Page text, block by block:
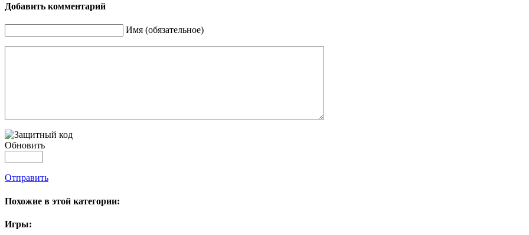
Добавить комментарий
Имя (обязательное)
Обновить
Отправить
Похожие в этой категории:
Игры: